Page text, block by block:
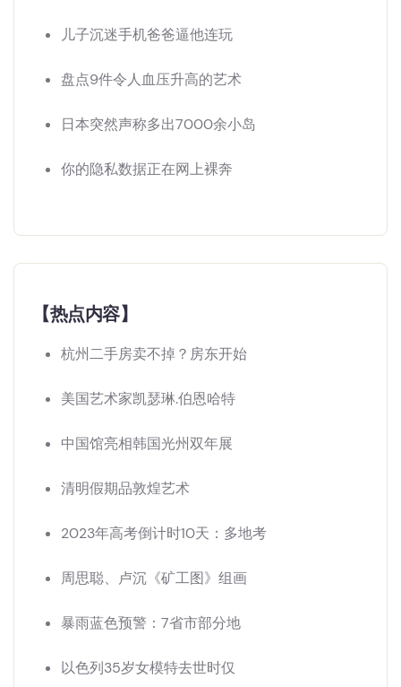
儿子沉迷手机爸爸逼他连玩
盘点9件令人血压升高的艺术
日本突然声称多出7000余小岛
你的隐私数据正在网上裸奔
【热点内容】
杭州二手房卖不掉？房东开始
美国艺术家凯瑟琳.伯恩哈特
中国馆亮相韩国光州双年展
清明假期品敦煌艺术
2023年高考倒计时10天：多地考
周思聪、卢沉《矿工图》组画
暴雨蓝色预警：7省市部分地
以色列35岁女模特去世时仅